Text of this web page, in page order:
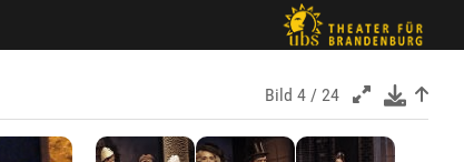
Bild 4 / 24